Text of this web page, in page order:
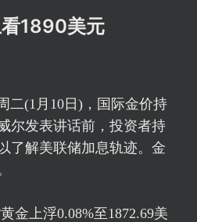
1890美元
二(1月10日)，国际金价持
尔发表讲话前，投资者持
了解美联储加息轨迹。金
金上浮0.08%至1872.69美